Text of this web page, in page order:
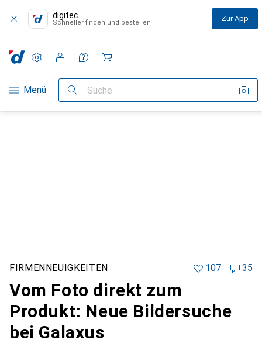
digitec
Schneller finden und bestellen Zur App
Navigation nach Kategorien
Menü Suche
Einstellungen
Kundenkonto
Vergleichslisten
Merklisten
Warenkorb
FIRMENNEUIGKEITEN 107 35
Vom Foto direkt zum
Produkt: Neue Bildersuche
bei Galaxus